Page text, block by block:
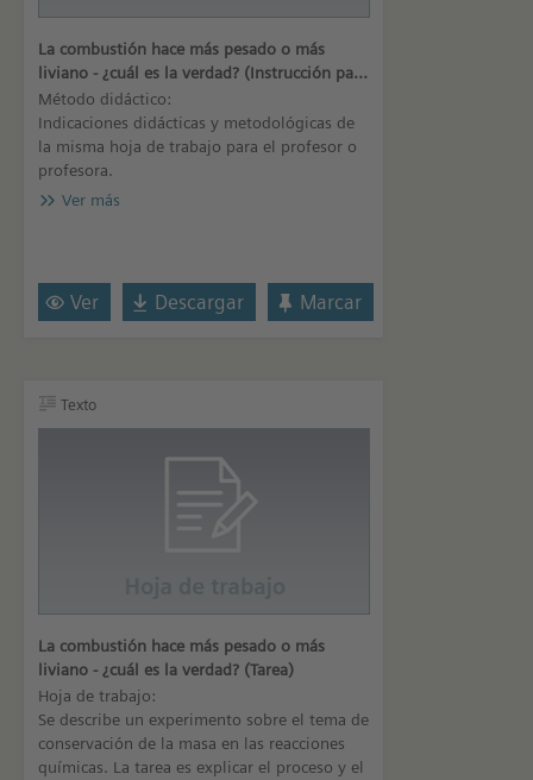
La combustión hace más pesado o más
liviano - ¿cuál es la verdad? (Instrucción para
los profesores)
Método didáctico:
Indicaciones didácticas y metodológicas de
la misma hoja de trabajo para el profesor o
profesora.
Ver más
Ver Descargar Marcar
Texto
La combustión hace más pesado o más
liviano - ¿cuál es la verdad? (Tarea)
Hoja de trabajo:
Se describe un experimento sobre el tema de
conservación de la masa en las reacciones
químicas. La tarea es explicar el proceso y el